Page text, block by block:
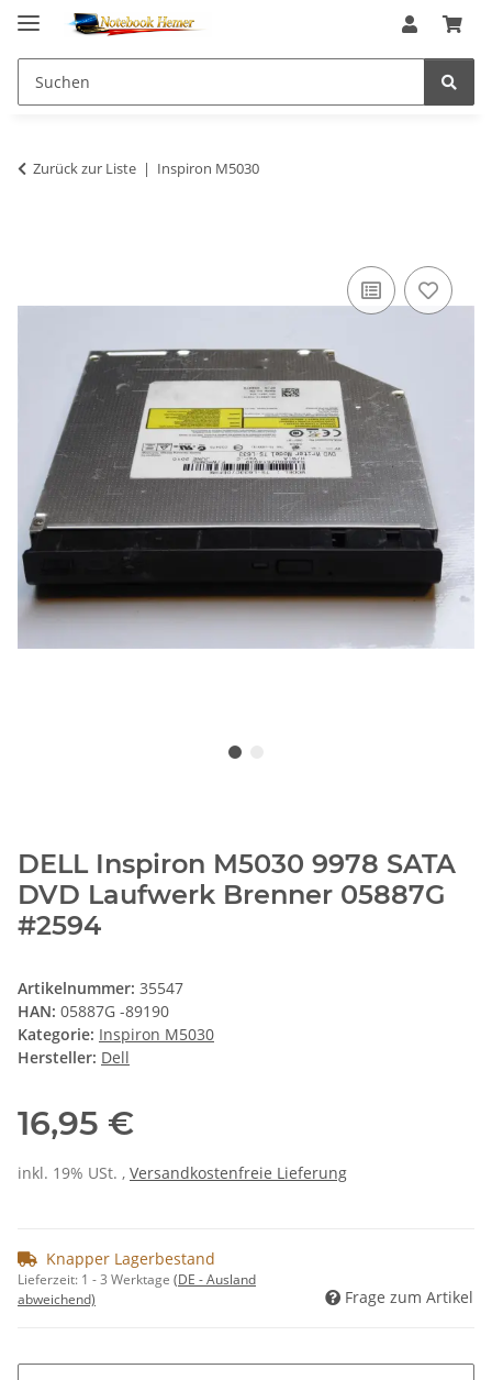
Zurück zur Liste Inspiron M5030
DELL Inspiron M5030 9978 SATA
DVD Laufwerk Brenner 05887G
#2594
Artikelnummer: 35547
HAN: 05887G -89190
Kategorie: Inspiron M5030
Hersteller: Dell
16,95 €
inkl. 19% USt. , Versandkostenfreie Lieferung
Knapper Lagerbestand
Lieferzeit: 1 - 3 Werktage (DE - Ausland
abweichend)
Frage zum Artikel